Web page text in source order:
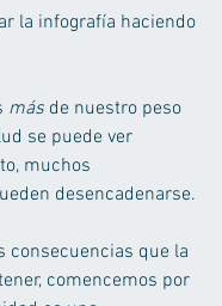
la infografía haciendo
más de nuestro peso
se puede ver
muchos
desencadenarse.
consecuencias que la
comencemos por